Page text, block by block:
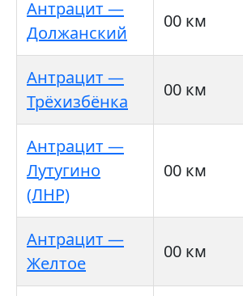
Антрацит —
Должанский
00 км
Антрацит —
Трёхизбёнка
00 км
Антрацит —
Лутугино
(ЛНР)
00 км
Антрацит —
Желтое
00 км